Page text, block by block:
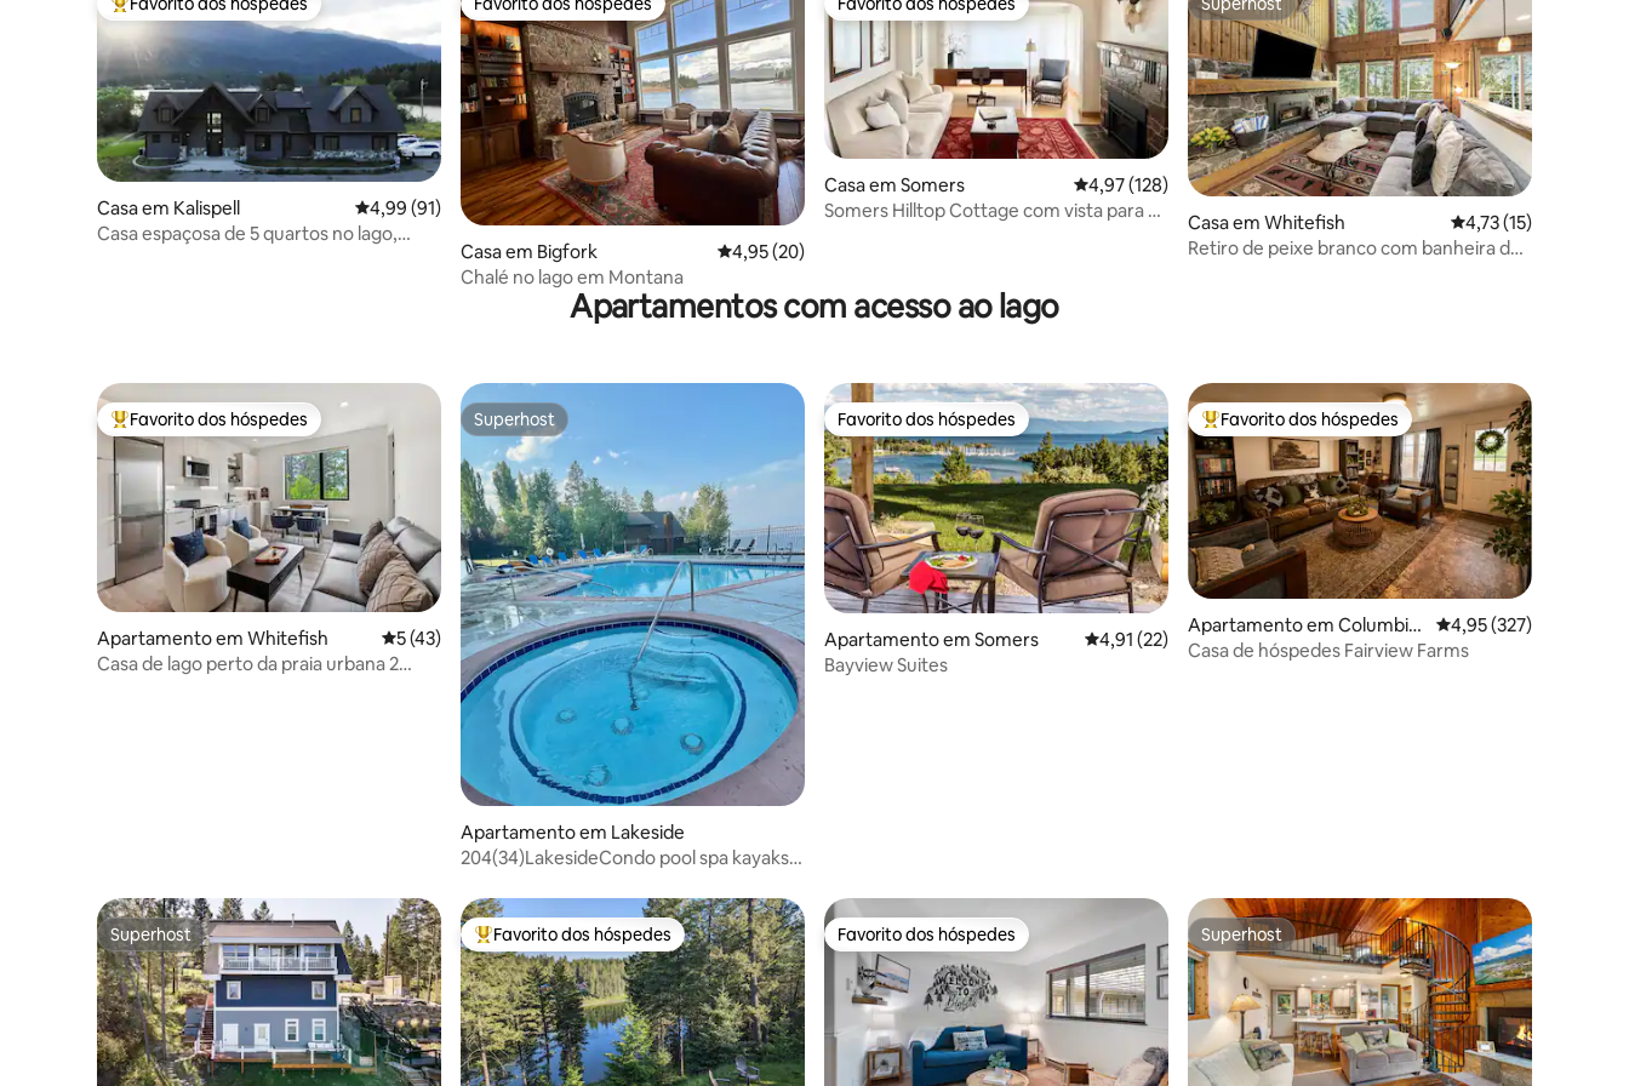
Favoritos dos hóspedes mais apreciados
Casa em Kalispell Classificação média de 4,99 em 5 estrelas, 91avaliações
4,99 (91)
Casa espaçosa de 5 quartos no lago,
Favorito dos hóspedes
Casa em Bigfork Classificação média de 4,95 em 5 estrelas, 20avaliações
4,95 (20)
Chalé no lago em Montana
Favorito dos hóspedes
Casa em Somers Classificação média de 4,97 em 5 estrelas, 128avaliações
4,97 (128)
Somers Hilltop Cottage com vista para o
Superhost
Casa em Whitefish Classificação média
4,73 (15)
Retiro de peixe branco com banheira de
Apartamentos com acesso ao lago
Favoritos dos hóspedes mais apreciados
Favorito dos hóspedes
Apartamento em Whitefish Classificação média de 5 em 5 estrelas, 43avaliações
5 (43)
Casa de lago perto da praia urbana 2
Superhost
Superhost
Apartamento em Lakeside
204(34)LakesideCondo pool spa kayaks
Favorito dos hóspedes
Favorito dos hóspedes
Apartamento em Somers Classificação média de 4,91 em 5 estrelas, 22avaliações
4,91 (22)
Bayview Suites
Favoritos dos hóspedes mais apreciados
Favorito dos hóspedes
Apartamento em Columbia
Falls
Classificação média
4,95 (327)
Casa de hóspedes Fairview Farms
Superhost
Superhost Favoritos dos hóspedes mais apreciados
Favorito dos hóspedes Favorito dos hóspedes
Favorito dos hóspedes Superhost
Superhost